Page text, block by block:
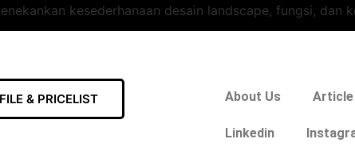
kesederhanaan desain landscape, fungsi, dan
& PRICELIST About Us Article
Linkedin